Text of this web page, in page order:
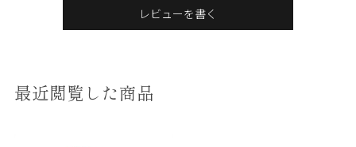
レビューを書く
最近閲覧した商品